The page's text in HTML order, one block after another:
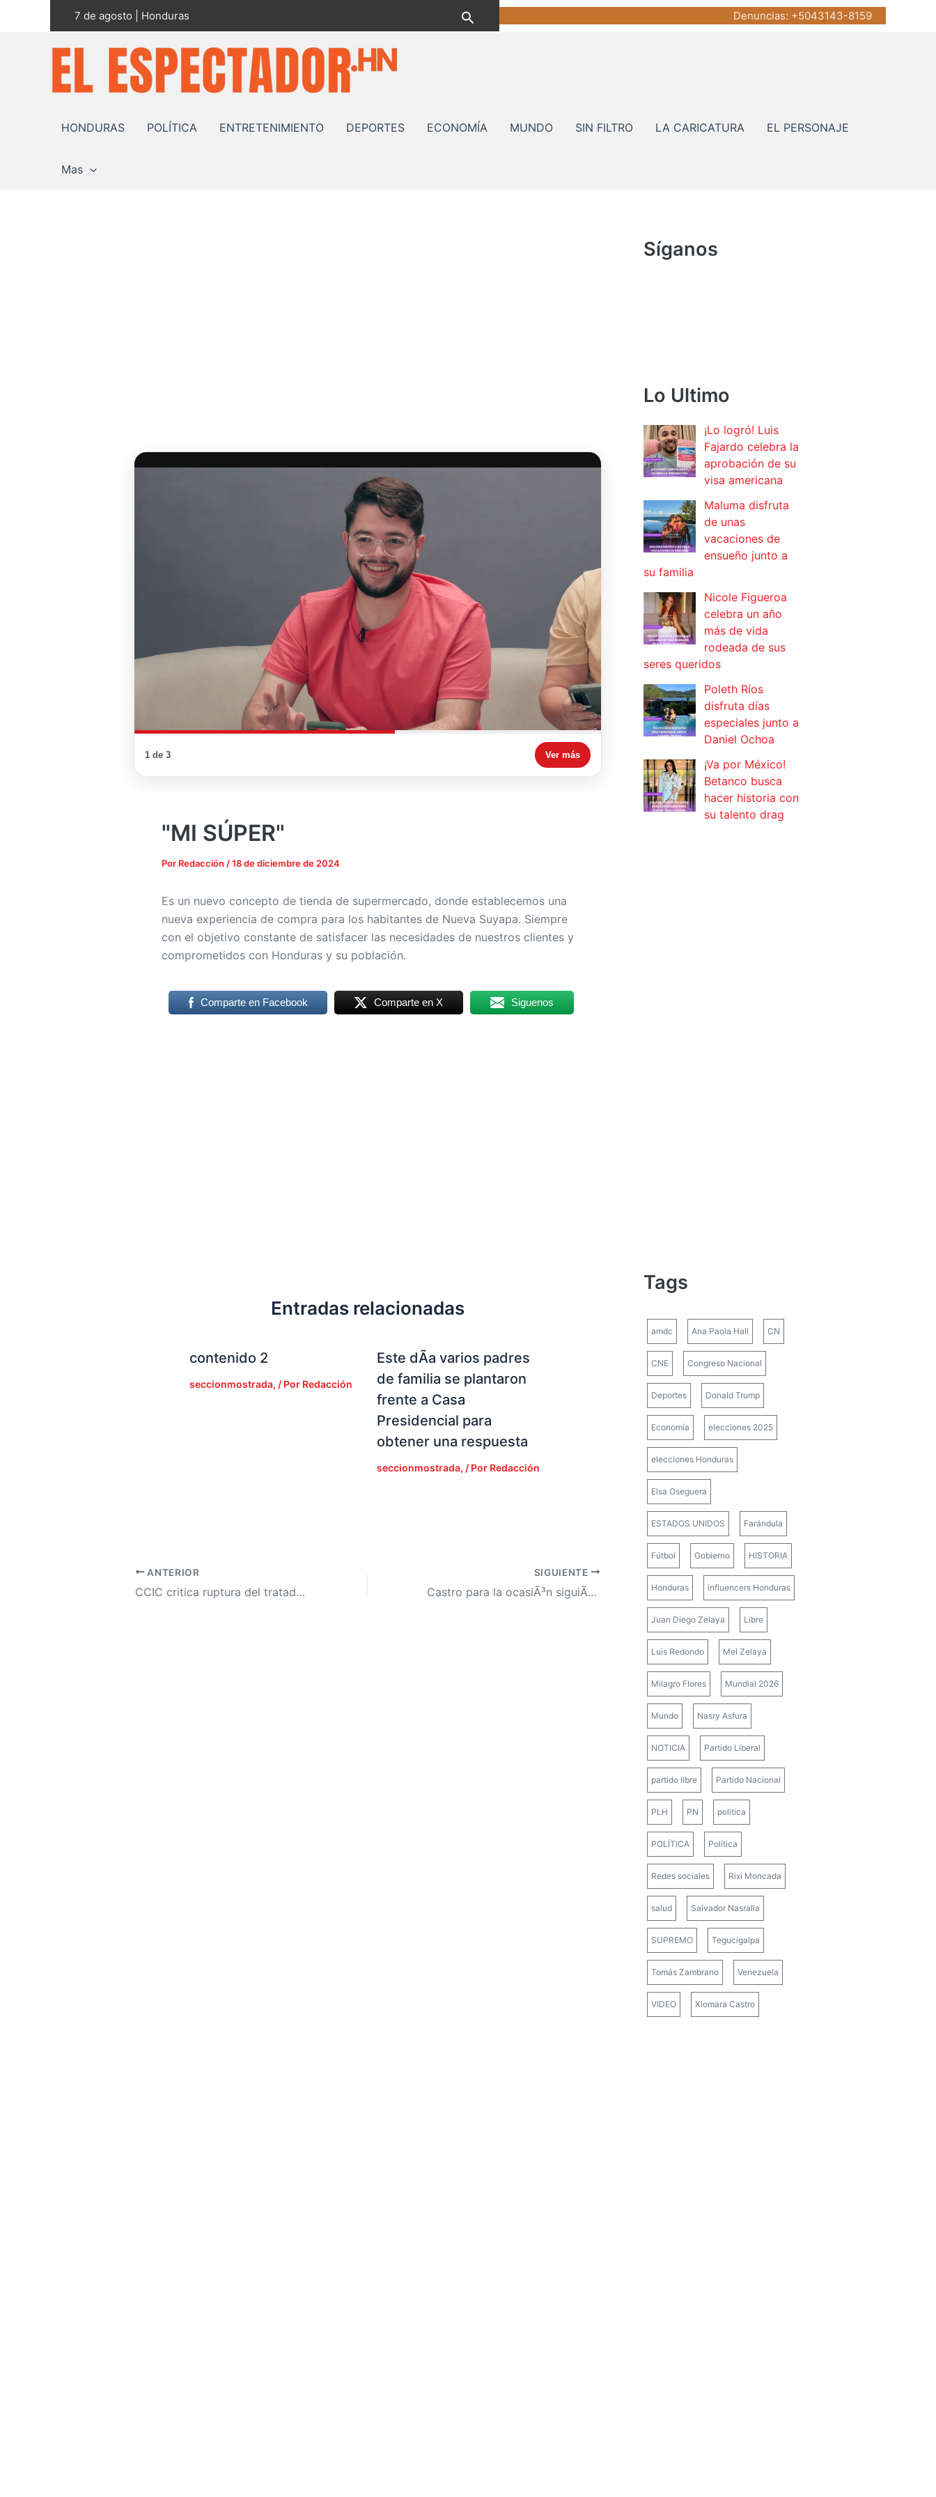
7 de agosto | Honduras Buscar Denuncias: +5043143-8159
HONDURAS POLÍTICA ENTRETENIMIENTO DEPORTES ECONOMÍA MUNDO SIN FILTRO LA CARICATURA EL PERSONAJE
Mas
1 de 3 Ver más
"MI SÚPER"
Por Redacción /18 de diciembre de 2024
Es un nuevo concepto de tienda de supermercado, donde establecemos una
nueva experiencia de compra para los habitantes de Nueva Suyapa. Siempre
con el objetivo constante de satisfacer las necesidades de nuestros clientes y
comprometidos con Honduras y su población.
Comparte en Facebook Comparte en X Siguenos
Entradas relacionadas
contenido 2
seccionmostrada, / Por Redacción
Este dÃ­a varios padres
de familia se plantaron
frente a Casa
Presidencial para
obtener una respuesta
seccionmostrada, / Por Redacción
ANTERIOR
CCIC critica ruptura del tratado de extradición y advierte sobre impacto negativo en el país
SIGUIENTE
Castro para la ocasiÃ³n siguiÃ³ el protocolo de vestimenta vistiendo de negro
Síganos
Lo Ultimo
¡Lo logró! Luis
Fajardo celebra la
aprobación de su
visa americana
Maluma disfruta
de unas
vacaciones de
ensueño junto a
su familia
Nicole Figueroa
celebra un año
más de vida
rodeada de sus
seres queridos
Poleth Ríos
disfruta días
especiales junto a
Daniel Ochoa
¡Va por México!
Betanco busca
hacer historia con
su talento drag
Tags
amdc Ana Paola Hall CN
CNE Congreso Nacional
Deportes Donald Trump
Economía elecciones 2025
elecciones Honduras
Elsa Oseguera
ESTADOS UNIDOS Farándula
Fútbol Gobierno HISTORIA
Honduras influencers Honduras
Juan Diego Zelaya Libre
Luis Redondo Mel Zelaya
Milagro Flores Mundial 2026
Mundo Nasry Asfura
NOTICIA Partido Liberal
partido libre Partido Nacional
PLH PN politica
POLÍTICA Política
Redes sociales Rixi Moncada
salud Salvador Nasralla
SUPREMO Tegucigalpa
Tomás Zambrano Venezuela
VIDEO Xiomara Castro